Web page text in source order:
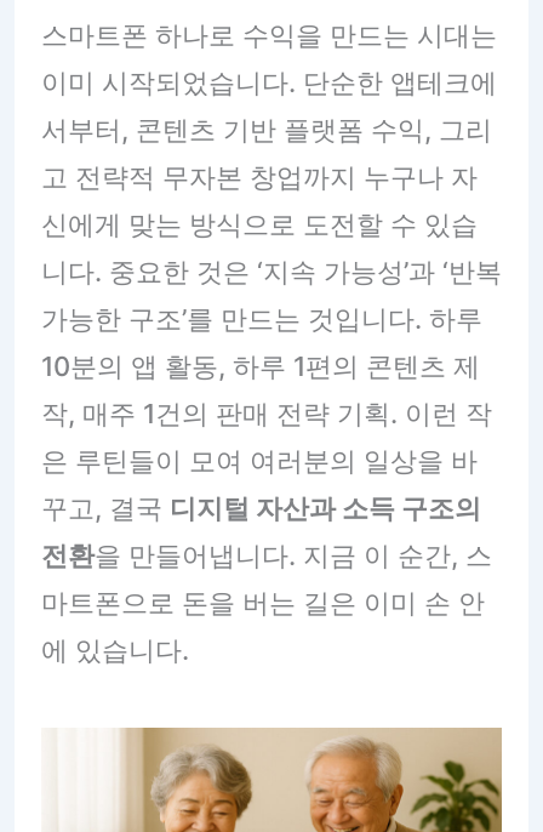
스마트폰 하나로 수익을 만드는 시대는
이미 시작되었습니다. 단순한 앱테크에
서부터, 콘텐츠 기반 플랫폼 수익, 그리
고 전략적 무자본 창업까지 누구나 자
신에게 맞는 방식으로 도전할 수 있습
니다. 중요한 것은 ‘지속 가능성’과 ‘반복
가능한 구조’를 만드는 것입니다. 하루
10분의 앱 활동, 하루 1편의 콘텐츠 제
작, 매주 1건의 판매 전략 기획. 이런 작
은 루틴들이 모여 여러분의 일상을 바
꾸고, 결국 디지털 자산과 소득 구조의
전환을 만들어냅니다. 지금 이 순간, 스
마트폰으로 돈을 버는 길은 이미 손 안
에 있습니다.